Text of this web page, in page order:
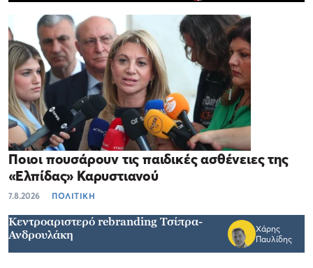
Ποιοι πουσάρουν τις παιδικές ασθένειες της
«Ελπίδας» Καρυστιανού
7.8.2026 ΠΟΛΙΤΙΚΗ
Κεντροαριστερό rebranding Τσίπρα-
Ανδρουλάκη
Χάρης
Παυλίδης